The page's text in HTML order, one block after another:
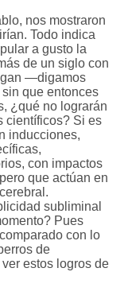
nos mostraron
Todo indica
a gusto la
de un siglo con
—digamos
que entonces
¿qué no lograrán
científicos? Si es
inducciones,
con impactos
que actúan en
subliminal
Pues
con lo
de
estos logros de